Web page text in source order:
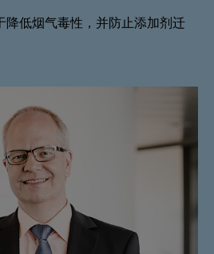
降低烟气毒性，并防止添加剂迁